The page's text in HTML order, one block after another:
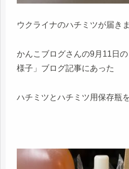
ウクライナのハチミツが届きま
かんこブログさんの9月11日
様子」ブログ記事にあった
ハチミツとハチミツ用保存瓶